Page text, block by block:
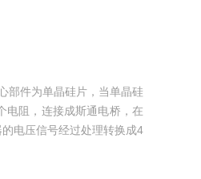
部件为单晶硅片，当单晶硅
电阻，连接成斯通电桥，在
电压信号经过处理转换成4